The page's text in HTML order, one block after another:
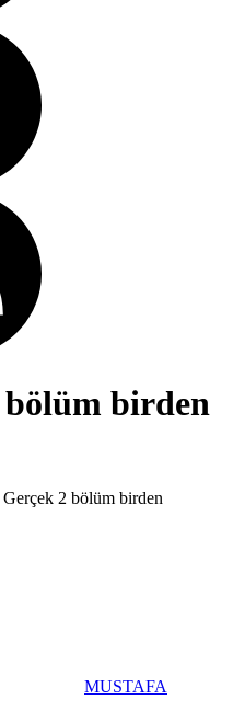
bölüm birden
Gerçek 2 bölüm birden
MUSTAFA